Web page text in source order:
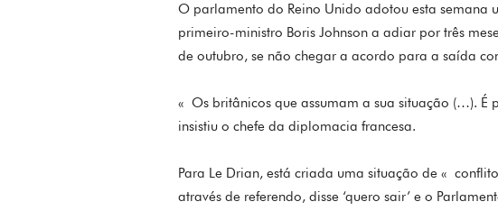
O parlamento do Reino Unido adotou esta semana
primeiro-ministro Boris Johnson a adiar por três
de outubro, se não chegar a acordo para a saída
« Os britânicos que assumam a sua situação (…). É
insistiu o chefe da diplomacia francesa.
Para Le Drian, está criada uma situação de «
através de referendo, disse ‘quero sair’ e o